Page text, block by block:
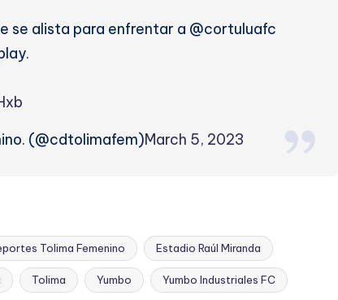
se alista para enfrentar a @cortuluafc
(@cdtolimafem)March 5, 2023
Tolima Femenino Estadio Raúl Miranda
Tolima Yumbo Yumbo Industriales FC